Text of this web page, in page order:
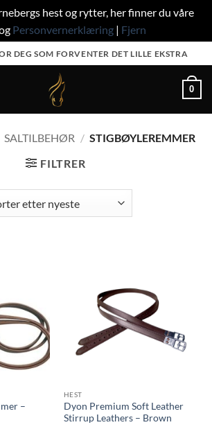
hest og rytter, her finner du våre
Personvernerklæring| Fjern
DEG SOM FORVENTER DET LILLE EKSTRA
0
SALTILBEHØR / STIGBØYLEREMMER
FILTRER
–
HEST
Dyon Premium Soft Leather
Stirrup Leathers – Brown